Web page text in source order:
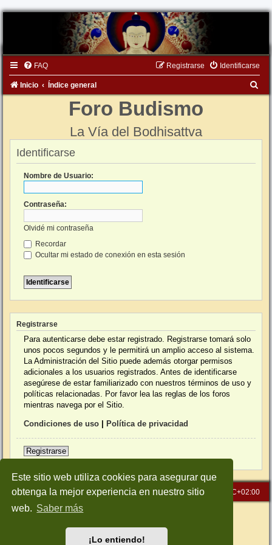
Este sitio web utiliza cookies para asegurar que
obtenga la mejor experiencia en nuestro sitio
web. Saber más
¡Lo entiendo!
FAQ Identificarse
Registrarse
Inicio Índice general
Foro Budismo
La Vía del Bodhisattva
Identificarse
Nombre de Usuario:
Contraseña:
Olvidé mi contraseña
Recordar
Ocultar mi estado de conexión en esta sesión
Registrarse
Para autenticarse debe estar registrado. Registrarse tomará solo
unos pocos segundos y le permitirá un amplio acceso al sistema.
La Administración del Sitio puede además otorgar permisos
adicionales a los usuarios registrados. Antes de identificarse
asegúrese de estar familiarizado con nuestros términos de uso y
políticas relacionadas. Por favor lea las reglas de los foros
mientras navega por el Sitio.
Condiciones de uso Política de privacidad
Registrarse
Inicio Índice general Todos los horarios son UTC+02:00
Desarrollado porphpBB